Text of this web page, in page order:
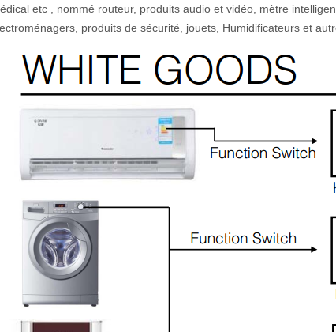
etc
, nommé routeur, produits audio et vidéo, mètre
produits de sécurité, jouets, Humidificateurs et